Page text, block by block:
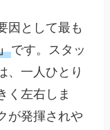
因として最も
です。スタッ
、一人ひとり
く左右しま
が発揮されや